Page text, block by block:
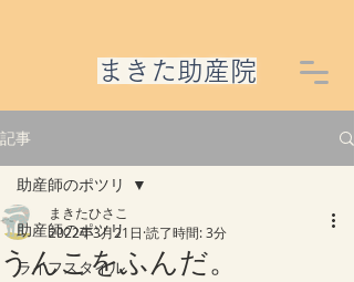
​まきた助産院
記事
助産師のポツリ
ライフスタイル
助産師のポツリ
うんこをふんだ。
まきたひさこ
2022年3月21日 読了時間: 3分